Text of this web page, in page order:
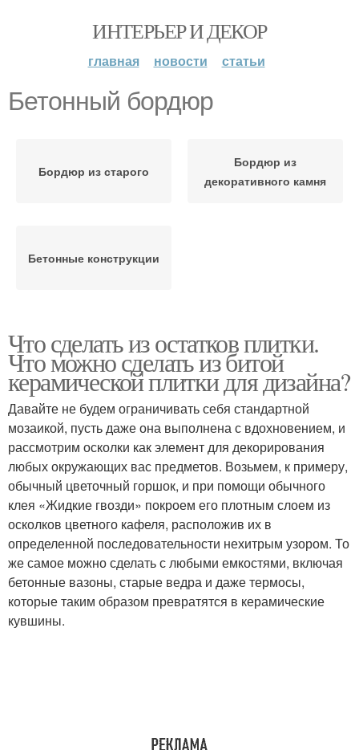
ИНТЕРЬЕР И ДЕКОР
главная новости статьи
Бетонный бордюр
Бордюр из старого
Бордюр из
декоративного камня
Бетонные конструкции
Что сделать из остатков плитки.
Что можно сделать из битой
керамической плитки для дизайна?
Давайте не будем ограничивать себя стандартной
мозаикой, пусть даже она выполнена с вдохновением, и
рассмотрим осколки как элемент для декорирования
любых окружающих вас предметов. Возьмем, к примеру,
обычный цветочный горшок, и при помощи обычного
клея «Жидкие гвозди» покроем его плотным слоем из
осколков цветного кафеля, расположив их в
определенной последовательности нехитрым узором. То
же самое можно сделать с любыми емкостями, включая
бетонные вазоны, старые ведра и даже термосы,
которые таким образом превратятся в керамические
кувшины.